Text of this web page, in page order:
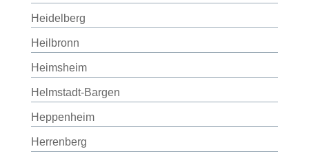
Heidelberg
Heilbronn
Heimsheim
Helmstadt-Bargen
Heppenheim
Herrenberg